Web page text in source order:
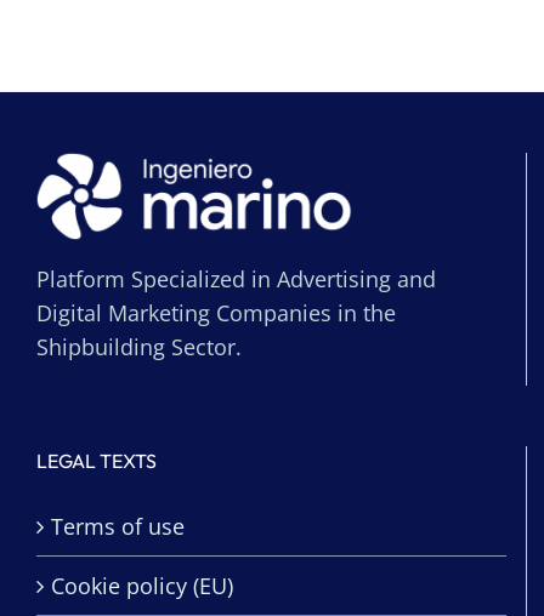
Platform Specialized in Advertising and
Digital Marketing Companies in the
Shipbuilding Sector.
LEGAL TEXTS
Terms of use
Cookie policy (EU)